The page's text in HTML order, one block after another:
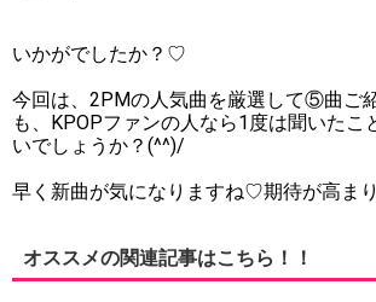
いかがでしたか？♡
今回は、2PMの人気曲を厳選して⑤曲ご
も、KPOPファンの人なら1度は聞いたこ
いでしょうか？(^^)/
早く新曲が気になりますね♡期待が高ま
オススメの関連記事はこちら！！